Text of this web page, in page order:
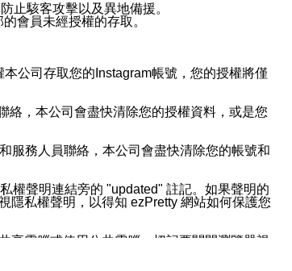
止駭客攻擊以及異地備援。
會員未經授權的存取。
公司存取您的Instagram帳號，您的授權將僅
絡，本公司會盡快清除您的授權資料，或是您
服務人員聯絡，本公司會盡快清除您的帳號和
權聲明連結旁的 "updated" 註記。如果聲明的
隱私權聲明，以得知 ezPretty 網站如何保護您
享電腦或使用公共電腦，切記要關閉瀏覽器視